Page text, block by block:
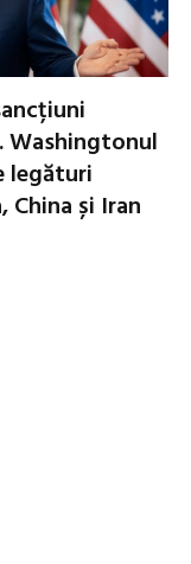
Washingtonul
legături
China și Iran